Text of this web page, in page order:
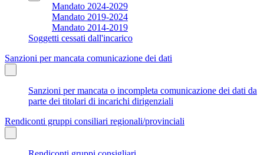
Mandato 2024-2029
Mandato 2019-2024
Mandato 2014-2019
Soggetti cessati dall'incarico
Sanzioni per mancata comunicazione dei dati
Sanzioni per mancata o incompleta comunicazione dei dati da
parte dei titolari di incarichi dirigenziali
Rendiconti gruppi consiliari regionali/provinciali